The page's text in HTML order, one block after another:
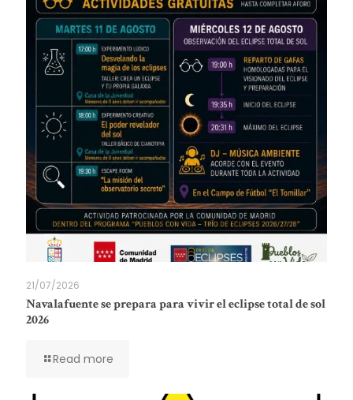
21/07/2026
Navalafuente se prepara para vivir el eclipse total de sol
2026
Read more